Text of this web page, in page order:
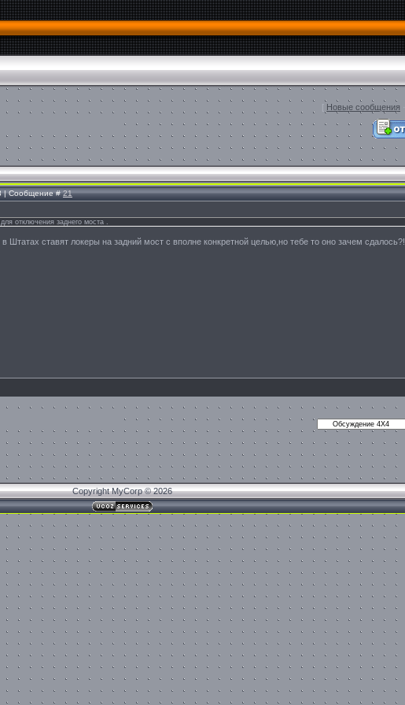
[ Новые сообщения
| Сообщение #21
отключения заднего моста .
в Штатах ставят локеры на задний мост с вполне конкретной целью,но тебе то оно зачем сдалось?!
Copyright MyCorp © 2026